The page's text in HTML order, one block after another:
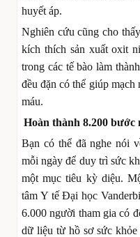
huyết áp.
Nghiên cứu cũng cho
kích thích sản xuất oxit
trong các tế bào làm
đều đặn có thể giúp
máu.
Hoàn thành 8.200 bước
Bạn có thể đã nghe nói
mỗi ngày để duy trì sức
một mục tiêu kỳ diệu.
tâm Y tế Đại học
6.000 người tham gia có
dữ liệu từ hồ sơ sức